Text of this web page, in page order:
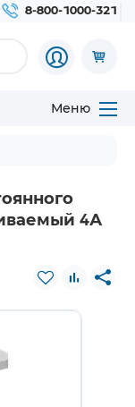
8-800-1000-321
Меню
4А